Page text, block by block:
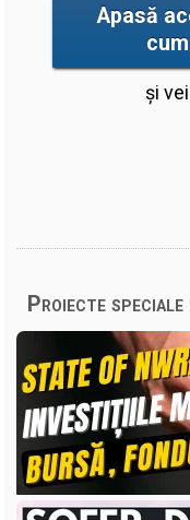
Apasă
și
Proiecte speciale